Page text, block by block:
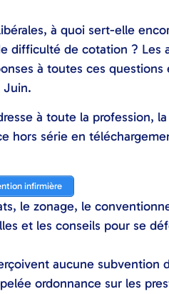
à quoi sert-elle
difficulté de cotation ? Les
à toutes ces questions
Juin.
à toute la profession,
hors série en
infirmière
le zonage, le
et les conseils pour se
aucune subvention
ordonnance sur les